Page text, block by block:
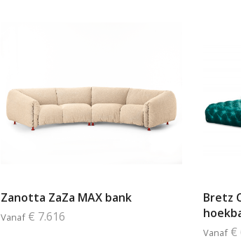
Zanotta ZaZa MAX bank
Vanaf € 7.616
Bretz
Vanaf €